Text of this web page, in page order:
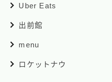
Uber Eats
出前館
menu
ロケットナウ